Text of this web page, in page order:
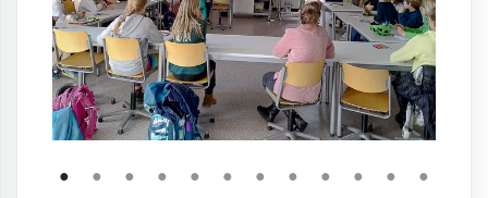
● ● ● ● ● ● ● ● ● ● ●
●